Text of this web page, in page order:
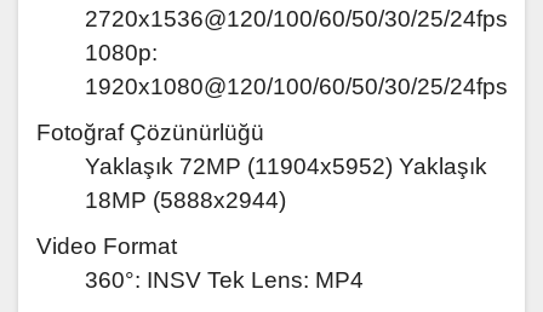
2720x1536@120/100/60/50/30/25/24fps
1080p:
1920x1080@120/100/60/50/30/25/24fps
Fotoğraf Çözünürlüğü
Yaklaşık 72MP (11904x5952) Yaklaşık
18MP (5888x2944)
Video Format
360°: INSV Tek Lens: MP4